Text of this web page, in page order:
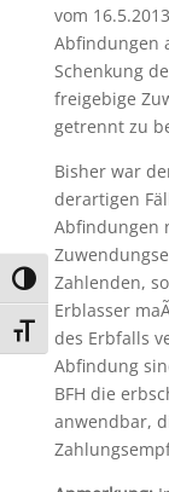
Umschalten auf
Schrift vergrößern
vom
Abfindungen
Schenkung
freigebige
getrennt zu
Bisher war
derartigen
Abfindungen
Zahlenden,
Erblasser
des Erbfalls
Abfindung
BFH die
anwendbar,